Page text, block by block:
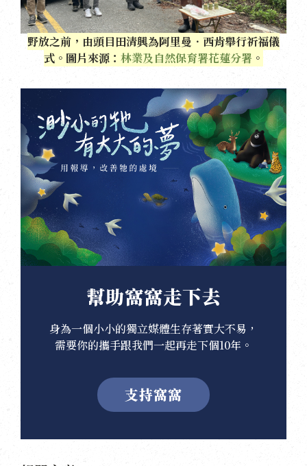
野放之前，由頭目田清興為阿里曼．西肯舉行祈福儀
式。圖片來源： 林業及自然保育署花蓮分署 。
幫助窩窩走下去
身為一個小小的獨立媒體生存著實大不易，
需要你的攜手跟我們一起再走下個10年。
支持窩窩